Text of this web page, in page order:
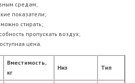
средам;
показатели;
стирать;
пропускать воздух;
цена.
Вместимость,
кг
Низ Тип